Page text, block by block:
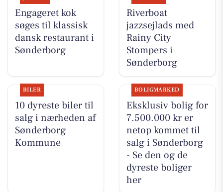
Engageret kok
søges til klassisk
dansk restaurant i
Sønderborg
Riverboat
jazzsejlads med
Rainy City
Stompers i
Sønderborg
BILER
10 dyreste biler til
salg i nærheden af
Sønderborg
Kommune
BOLIGMARKED
Eksklusiv bolig for
7.500.000 kr er
netop kommet til
salg i Sønderborg
- Se den og de
dyreste boliger
her